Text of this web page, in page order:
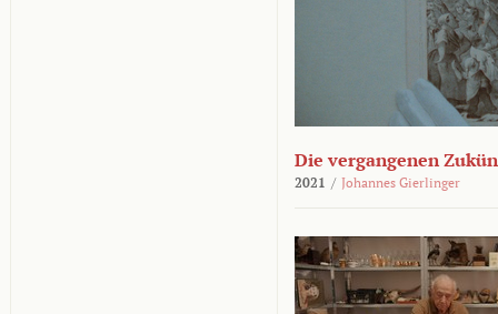
Die vergangenen
2021 / Johannes Gierlinger